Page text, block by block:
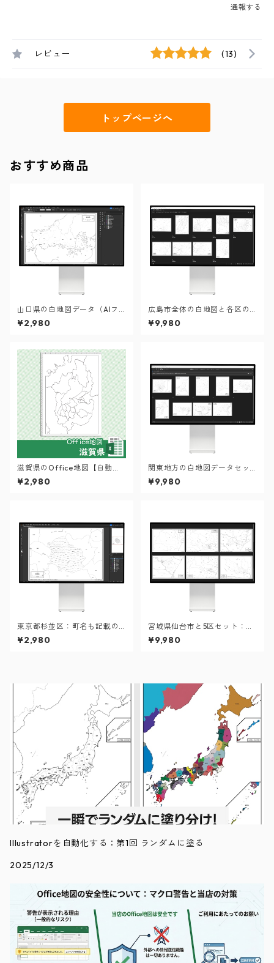
通報する
レビュー (13)
トップページへ
おすすめ商品
山口県の白地図データ（AIフ
ァイル）
¥2,980
広島市全体の白地図と各区の
セット：町名も記載の地図デ
ータ（PDF・Aiファイル）
¥9,980
滋賀県のOffice地図【自動色
塗り機能付き】
¥2,980
関東地方の白地図データセッ
ト：市町村も記載の地図デー
タ（PDF・Aiファイル）
¥9,980
東京都杉並区：町名も記載の
地図データ（PDF・Aiファイ
ル）
¥2,980
宮城県仙台市と5区セット：町
名も記載の地図データ（PD
F・Aiファイル）
¥9,980
Illustratorを自動化する：第1回 ランダムに塗る
2025/12/3